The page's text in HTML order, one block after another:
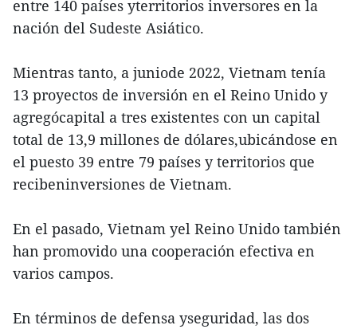
entre 140 países yterritorios inversores en la
nación del Sudeste Asiático.
Mientras tanto, a juniode 2022, Vietnam tenía
13 proyectos de inversión en el Reino Unido y
agregócapital a tres existentes con un capital
total de 13,9 millones de dólares,ubicándose en
el puesto 39 entre 79 países y territorios que
recibeninversiones de Vietnam.
En el pasado, Vietnam yel Reino Unido también
han promovido una cooperación efectiva en
varios campos.
En términos de defensa yseguridad, las dos